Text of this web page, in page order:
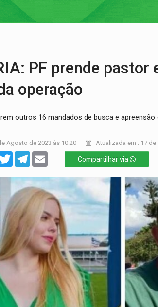
Dia dos pais deve movimentar R$ 8,5
PF prende
operação
outros 16 mandados de busca e
Agosto de 2023 às 10:20 Atualizada em : 17
TwitterTelegram Compartilhar via